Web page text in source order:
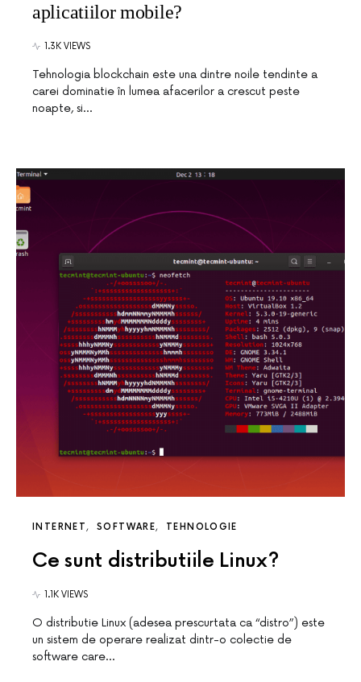
aplicatiilor mobile?
1.3K VIEWS
Tehnologia blockchain este una dintre noile tendinte a
carei dominatie în lumea afacerilor a crescut peste
noapte, si…
INTERNET SOFTWARE TEHNOLOGIE
Ce sunt distributiile Linux?
1.1K VIEWS
O distributie Linux (adesea prescurtata ca “distro”) este
un sistem de operare realizat dintr-o colectie de
software care…